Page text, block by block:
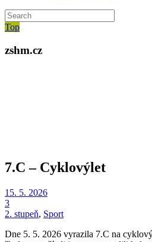
Top
zshm.cz
7.C – Cyklovýlet
15. 5. 2026
3
2. stupeň, Sport
Dne 5. 5. 2026 vyrazila 7.C na